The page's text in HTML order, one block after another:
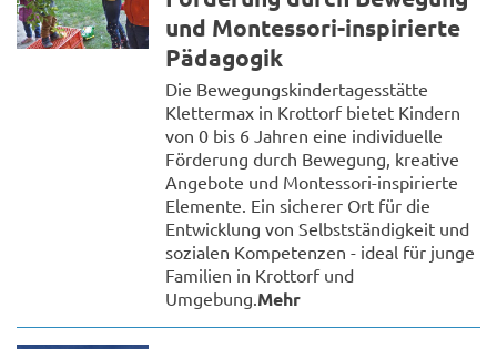
und Montessori-inspirierte
Pädagogik
Die Bewegungskindertagesstätte
Klettermax in Krottorf bietet Kindern
von 0 bis 6 Jahren eine individuelle
Förderung durch Bewegung, kreative
Angebote und Montessori-inspirierte
Elemente. Ein sicherer Ort für die
Entwicklung von Selbstständigkeit und
sozialen Kompetenzen - ideal für junge
Familien in Krottorf und
Umgebung.Mehr